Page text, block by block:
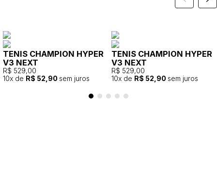
TENIS CHAMPION HYPER
V3 NEXT
R$ 529,00
10x de R$ 52,90 sem juros
TENIS CHAMPION HYPER
V3 NEXT
R$ 529,00
10x de R$ 52,90 sem juros